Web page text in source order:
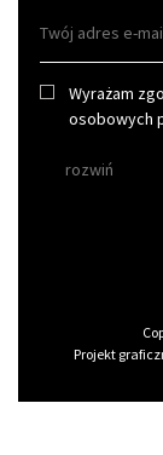
Wyrażam
osobowych
rozwiń
Projekt